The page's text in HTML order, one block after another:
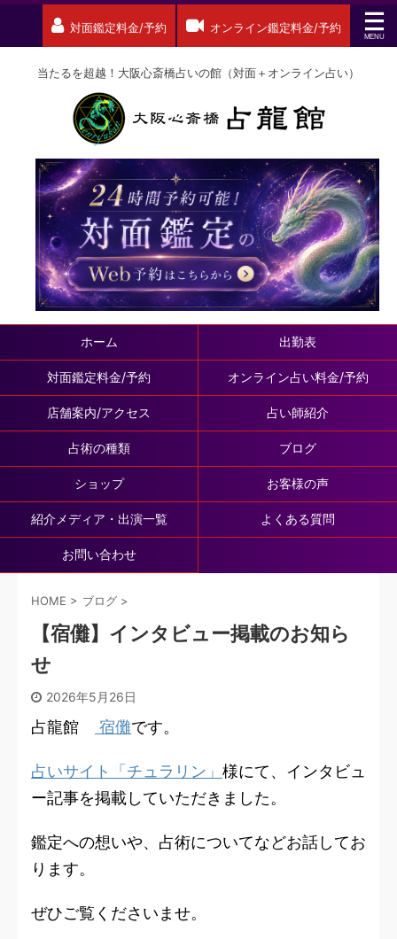
対面鑑定料金/予約 オンライン鑑定料金/予約
当たるを超越！大阪心斎橋占いの館（対面＋オンライン占い）
ホーム 出勤表
対面鑑定料金/予約 オンライン占い料金/予約
店舗案内/アクセス 占い師紹介
占術の種類 ブログ
ショップ お客様の声
紹介メディア・出演一覧 よくある質問
お問い合わせ
HOME > ブログ >
【宿儺】インタビュー掲載のお知ら
せ
2026年5月26日
占龍館 宿儺です。
占いサイト「チュラリン」 様にて、インタビュ
ー記事を掲載していただきました。
鑑定への想いや、占術についてなどお話してお
ります。
ぜひご覧くださいませ。